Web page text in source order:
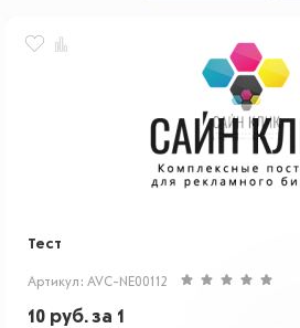
Тест
Артикул: AVC-NE00112
10 руб.за 1